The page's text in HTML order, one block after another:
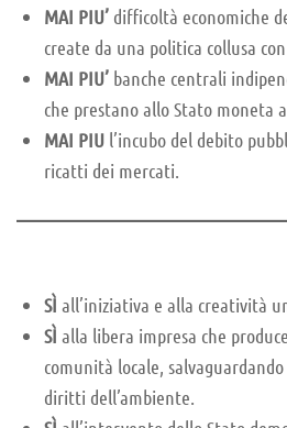
MAI PIU’ difficoltà economiche
create da una politica collusa
MAI PIU’ banche centrali
che prestano allo Stato moneta
MAI PIU l’incubo del debito
ricatti dei mercati.
SÌ all’iniziativa e alla creatività
SÌ alla libera impresa che
comunità locale,
diritti dell’ambiente.